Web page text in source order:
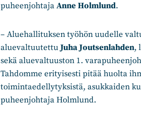
puheenjohtajaAnne Holmlund.
– Aluehallituksen työhön uudelle
aluevaltuutettuJuha Joutsenlahden,
sekä aluevaltuuston 1.
Tahdomme erityisesti pitää huolta
toimintaedellytyksistä, asukkaiden
puheenjohtaja Holmlund.